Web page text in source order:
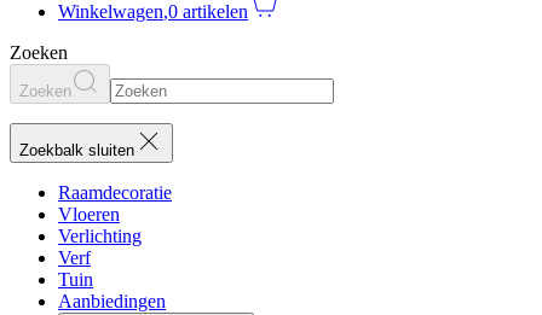
Winkelwagen,0 artikelen
Zoeken
Zoeken
Zoekbalk sluiten
Raamdecoratie
Vloeren
Verlichting
Verf
Tuin
Aanbiedingen